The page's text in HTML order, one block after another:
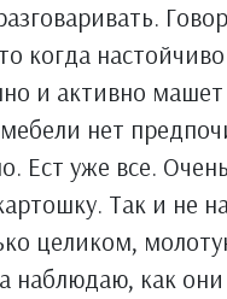
когда
и активно
нет
Ест уже все.
Так и не
целиком,
наблюдаю, как